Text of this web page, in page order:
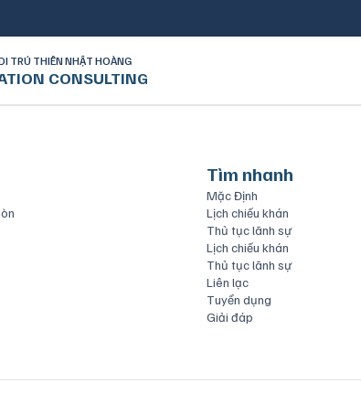
TRÚ THIÊN NHẬT HOÀNG
CONSULTING
Tìm nhanh
Mặc Định
Lịch chiếu khán
Thủ tục lãnh sự
Lịch chiếu khán
Thủ tục lãnh sự
Liên lạc
Tuyển dụng
Giải đáp